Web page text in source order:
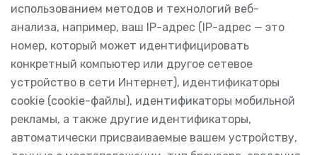
использованием методов и технологий веб-
анализа, например, ваш IP-адрес (IP-адрес — это
номер, который может идентифицировать
конкретный компьютер или другое сетевое
устройство в сети Интернет), идентификаторы
cookie (cookie-файлы), идентификаторы мобильной
рекламы, а также другие идентификаторы,
автоматически присваиваемые вашем устройству,